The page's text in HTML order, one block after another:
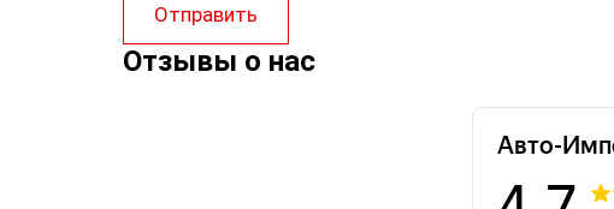
Отправить
Отзывы о нас